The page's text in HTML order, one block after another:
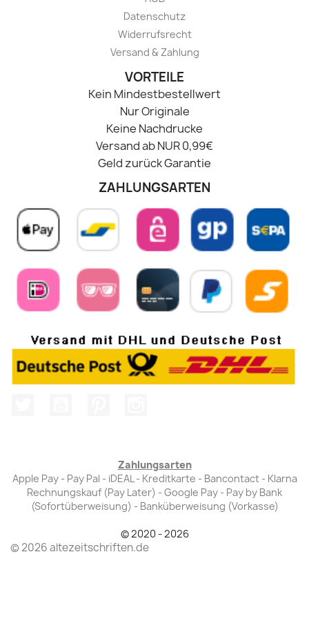
Datenschutz
Widerrufsrecht
Versand & Zahlung
VORTEILE
Kein Mindestbestellwert
Nur Originale
Keine Nachdrucke
Versand ab NUR 0,99€
Geld zurück Garantie
ZAHLUNGSARTEN
Zahlungsarten
Apple Pay - Pay Pal - iDEAL - Kreditkarte - Bancontact - Klarna
Rechnungskauf (Pay Later) - Google Pay - Pay by Bank
(Sofortüberweisung) - Banküberweisung (Vorkasse)
© 2020 - 2026
© 2026 altezeitschriften.de